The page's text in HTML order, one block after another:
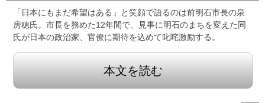
「日本にもまだ希望はある」と笑顔で語るのは前明石市長の泉
房穂氏。市長を務めた12年間で、見事に明石のまちを変えた同
氏が日本の政治家、官僚に期待を込めて叱咤激励する。
本文を読む